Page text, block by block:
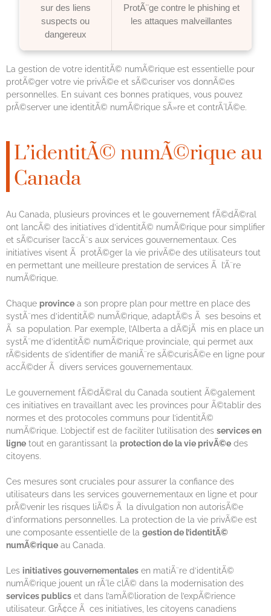
sur des liens
suspects ou
dangereux
ProtÃ¨ge contre le phishing et
les attaques malveillantes
La gestion de votre identitÃ© numÃ©rique est essentielle pour
protÃ©ger votre vie privÃ©e et sÃ©curiser vos donnÃ©es
personnelles. En suivant ces bonnes pratiques, vous pouvez
prÃ©server une identitÃ© numÃ©rique sÃ»re et contrÃ´lÃ©e.
L’identitÃ© numÃ©rique au
Canada
Au Canada, plusieurs provinces et le gouvernement fÃ©dÃ©ral
ont lancÃ© des initiatives d’identitÃ© numÃ©rique pour simplifier
et sÃ©curiser l’accÃ¨s aux services gouvernementaux. Ces
initiatives visent Ã protÃ©ger la vie privÃ©e des utilisateurs tout
en permettant une meilleure prestation de services Ã l’Ã¨re
numÃ©rique.
Chaque province a son propre plan pour mettre en place des
systÃ¨mes d’identitÃ© numÃ©rique, adaptÃ©s Ã ses besoins et
Ã sa population. Par exemple, l’Alberta a dÃ©jÃ mis en place un
systÃ¨me d’identitÃ© numÃ©rique provinciale, qui permet aux
rÃ©sidents de s’identifier de maniÃ¨re sÃ©curisÃ©e en ligne pour
accÃ©der Ã divers services gouvernementaux.
Le gouvernement fÃ©dÃ©ral du Canada soutient Ã©galement
ces initiatives en travaillant avec les provinces pour Ã©tablir des
normes et des protocoles communs pour l’identitÃ©
numÃ©rique. L’objectif est de faciliter l’utilisation des services en
ligne tout en garantissant la protection de la vie privÃ©e des
citoyens.
Ces mesures sont cruciales pour assurer la confiance des
utilisateurs dans les services gouvernementaux en ligne et pour
prÃ©venir les risques liÃ©s Ã la divulgation non autorisÃ©e
d’informations personnelles. La protection de la vie privÃ©e est
une composante essentielle de la gestion de l’identitÃ©
numÃ©rique au Canada.
Les initiatives gouvernementales en matiÃ¨re d’identitÃ©
numÃ©rique jouent un rÃ´le clÃ© dans la modernisation des
services publics et dans l’amÃ©lioration de l’expÃ©rience
utilisateur. GrÃ¢ce Ã ces initiatives, les citoyens canadiens